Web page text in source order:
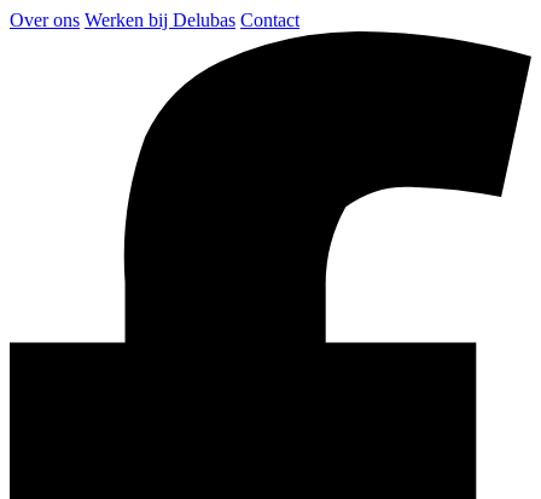
Over ons Werken bij Delubas Contact